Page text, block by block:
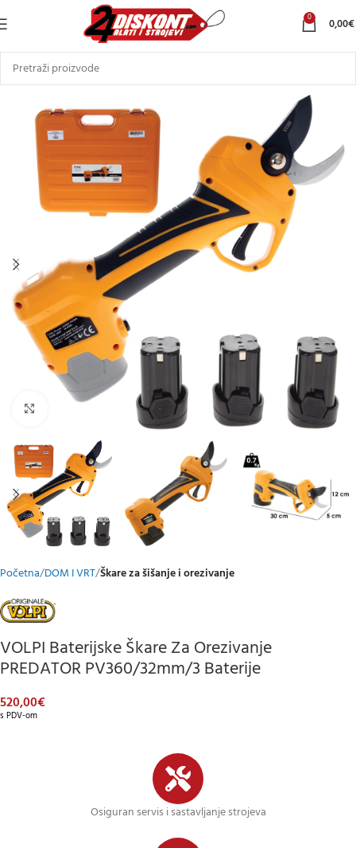
0 0,00€
Klikni za uvećani prikaz
Početna DOM I VRT Škare za šišanje i orezivanje
VOLPI Baterijske Škare Za Orezivanje
PREDATOR PV360/32mm/3 Baterije
520,00€
s PDV-om
Osiguran servis i sastavljanje strojeva